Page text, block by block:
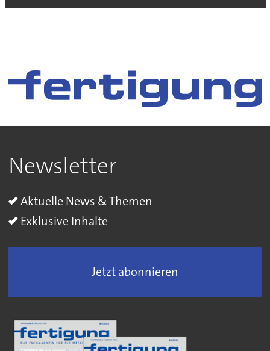
Newsletter
Aktuelle News & Themen
Exklusive Inhalte
Jetzt abonnieren